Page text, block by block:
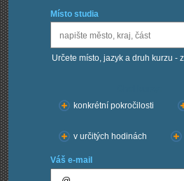
Místo studia
Určete místo, jazyk a druh kurzu -
konkrétní pokročilosti
v určitých hodinách
Váš e-mail